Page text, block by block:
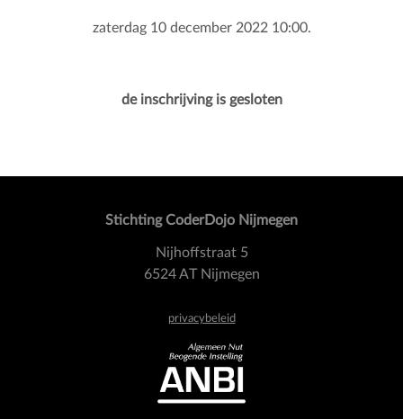
zaterdag 10 december 2022 10:00.
de inschrijving is gesloten
Stichting CoderDojo Nijmegen
Nijhoffstraat 5
6524 AT Nijmegen
privacybeleid